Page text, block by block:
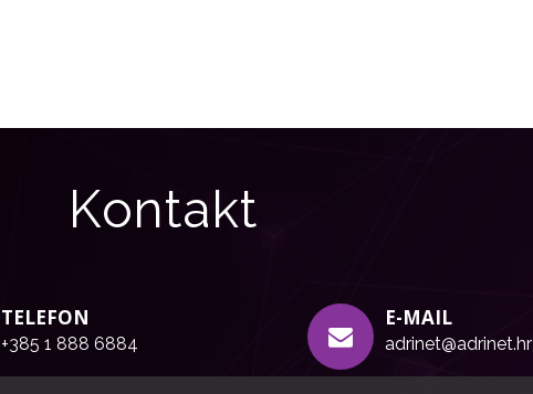
Kontakt
TELEFON
+385 1 888 6884
E-MAIL
adrinet@adrinet.hr